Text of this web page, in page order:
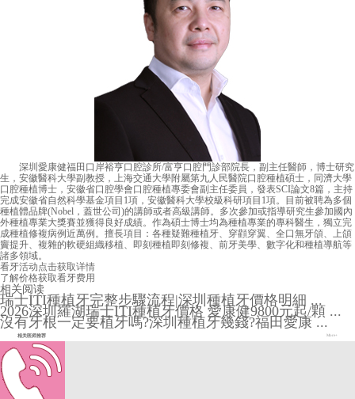
深圳愛康健福田口岸裕亨口腔診所/富亨口腔門診部院長，副主任醫師，博士研究
生，安徽醫科大學副教授，上海交通大學附屬第九人民醫院口腔種植碩士，同濟大學
口腔種植博士，安徽省口腔學會口腔種植專委會副主任委員，發表SCI論文8篇，主持
完成安徽省自然科學基金項目1項，安徽醫科大學校級科研項目1項。目前被聘為多個
種植體品牌(Nobel，蓋世公司)的講師或者高級講師。多次參加或指導研究生參加國內
外種植專業大獎賽並獲得良好成績。作為碩士博士均為種植專業的專科醫生，獨立完
成種植修複病例近萬例。擅長項目：各種疑難種植牙、穿顴穿翼、全口無牙頜、上頜
竇提升、複雜的軟硬組織移植、即刻種植即刻修複、前牙美學、數字化和種植導航等
諸多領域。
看牙活动点击获取详情
了解价格获取看牙费用
相关阅读
瑞士ITI種植牙完整步驟流程|深圳種植牙價格明細 ...
2026深圳羅湖瑞士ITI種植牙價格 愛康健9800元起/顆 ...
沒有牙根一定要植牙嗎?深圳種植牙幾錢?福田愛康 ...
相关医师推荐 More+